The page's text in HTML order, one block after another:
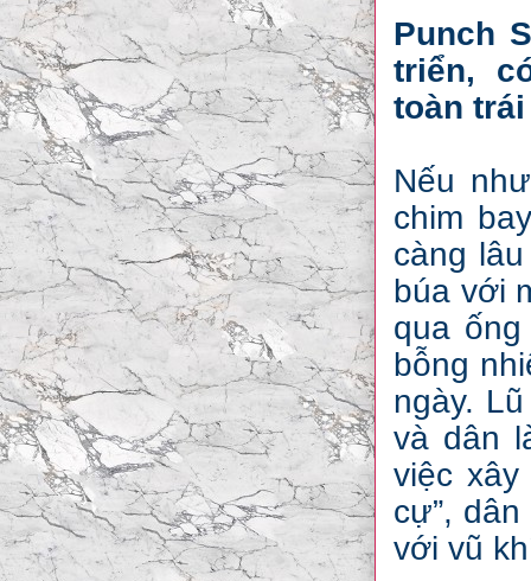
Punch
triển,
toàn
Nếu
chim
càng
búa với
qua
bỗng
ngày.
và dân
việc
cự”,
với vũ